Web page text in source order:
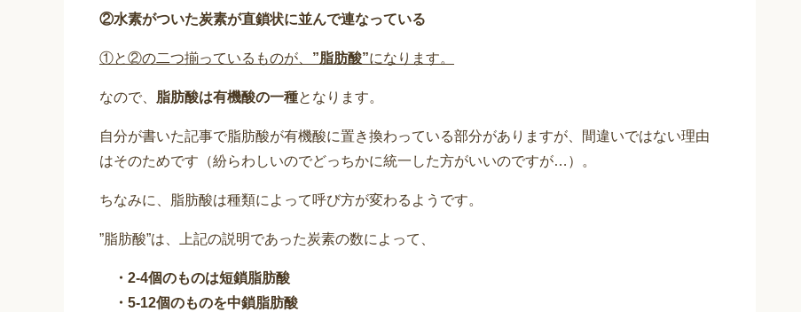
②水素がついた炭素が直鎖状に並んで連なっている
①と②の二つ揃っているものが、 ”脂肪酸”になります。
なので、 脂肪酸は有機酸の一種となります。
自分が書いた記事で脂肪酸が有機酸に置き換わっている部分がありますが、間違いではない理由
はそのためです（紛らわしいのでどっちかに統一した方がいいのですが…）。
ちなみに、脂肪酸は種類によって呼び方が変わるようです。
”脂肪酸”は、上記の説明であった炭素の数によって、
・2-4個のものは短鎖脂肪酸
・5-12個のものを中鎖脂肪酸